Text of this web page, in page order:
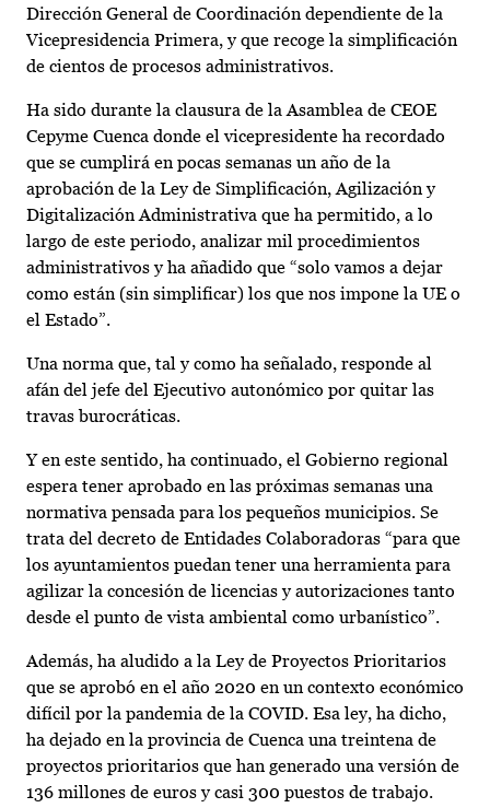
Dirección General de Coordinación dependiente de la
Vicepresidencia Primera, y que recoge la simplificación
de cientos de procesos administrativos.
Ha sido durante la clausura de la Asamblea de CEOE
Cepyme Cuenca donde el vicepresidente ha recordado
que se cumplirá en pocas semanas un año de la
aprobación de la Ley de Simplificación, Agilización y
Digitalización Administrativa que ha permitido, a lo
largo de este periodo, analizar mil procedimientos
administrativos y ha añadido que “solo vamos a dejar
como están (sin simplificar) los que nos impone la UE o
el Estado”.
Una norma que, tal y como ha señalado, responde al
afán del jefe del Ejecutivo autonómico por quitar las
travas burocráticas.
Y en este sentido, ha continuado, el Gobierno regional
espera tener aprobado en las próximas semanas una
normativa pensada para los pequeños municipios. Se
trata del decreto de Entidades Colaboradoras “para que
los ayuntamientos puedan tener una herramienta para
agilizar la concesión de licencias y autorizaciones tanto
desde el punto de vista ambiental como urbanístico”.
Además, ha aludido a la Ley de Proyectos Prioritarios
que se aprobó en el año 2020 en un contexto económico
difícil por la pandemia de la COVID. Esa ley, ha dicho,
ha dejado en la provincia de Cuenca una treintena de
proyectos prioritarios que han generado una versión de
136 millones de euros y casi 300 puestos de trabajo.